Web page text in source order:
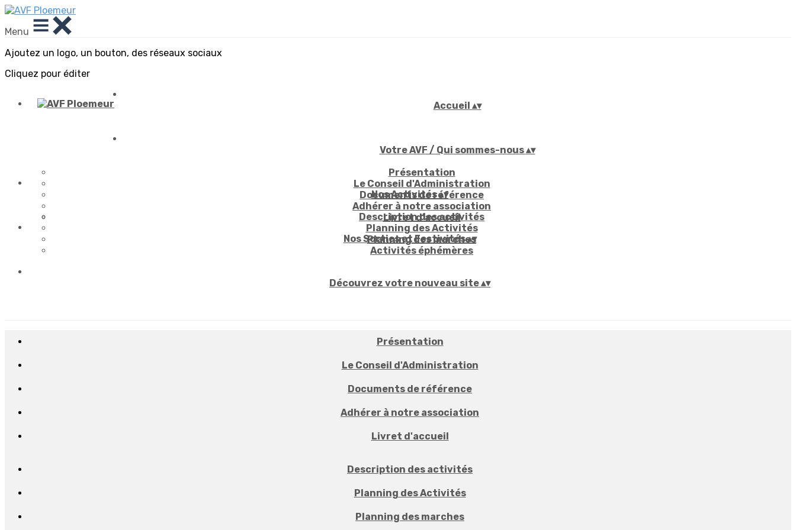
Menu
Ajoutez un logo, un bouton, des réseaux sociaux
Cliquez pour éditer
Accueil ▴▾
Votre AVF / Qui sommes-nous▴▾
Présentation
Le Conseil d'Administration
Documents de référence
Adhérer à notre association
Livret d'accueil
Nos Activités▴▾
Description des activités
Planning des Activités
Planning des marches
Activités éphémères
Nos Sorties et Festivités▴▾
Découvrez votre nouveau site▴▾
Présentation
Le Conseil d'Administration
Documents de référence
Adhérer à notre association
Livret d'accueil
Description des activités
Planning des Activités
Planning des marches